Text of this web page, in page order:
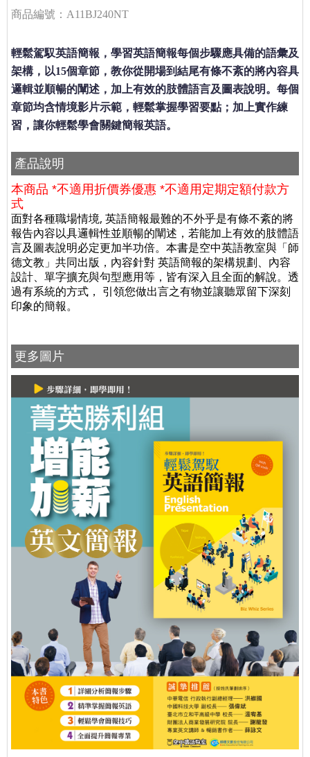
商品編號：A11BJ240NT
輕鬆駕馭英語簡報，學習英語簡報每個步驟應具備的語彙及
架構，以15個章節，教你從開場到結尾有條不紊的將內容具
邏輯並順暢的闡述，加上有效的肢體語言及圖表說明。每個
章節均含情境影片示範，輕鬆掌握學習要點；加上實作練
習，讓你輕鬆學會關鍵簡報英語。
產品說明
本商品 *不適用折價券優惠 *不適用定期定額付款方
式
面對各種職場情境, 英語簡報最難的不外乎是有條不紊的將
報告內容以具邏輯性並順暢的闡述，若能加上有效的肢體語
言及圖表說明必定更加半功倍。本書是空中英語教室與「師
德文教」共同出版，內容針對 英語簡報的架構規劃、內容
設計、單字擴充與句型應用等，皆有深入且全面的解說。透
過有系統的方式， 引領您做出言之有物並讓聽眾留下深刻
印象的簡報。
更多圖片